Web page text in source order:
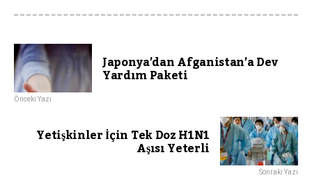
Japonya’dan Afganistan’a Dev
Yardım Paketi
Önceki Yazı
Yetişkinler İçin Tek Doz H1N1
Aşısı Yeterli
Sonraki Yazı